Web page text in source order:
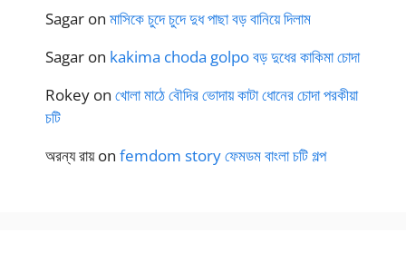
Sagar on মাসিকে চুদে চুদে দুধ পাছা বড় বানিয়ে দিলাম
Sagar on kakima choda golpo বড় দুধের কাকিমা চোদা
Rokey on খোলা মাঠে বৌদির ভোদায় কাটা ধোনের চোদা পরকীয়া
চটি
অরন্য রায়on femdom story ফেমডম বাংলা চটি গল্প